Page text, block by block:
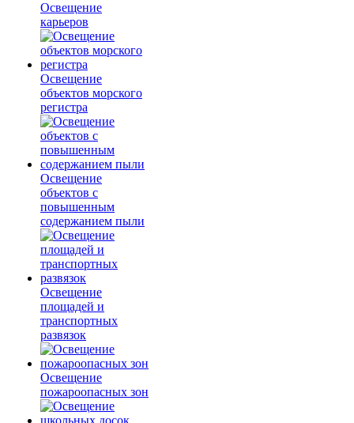
Освещение
карьеров
Освещение
объектов морского
регистра
Освещение
объектов с
повышенным
содержанием пыли
Освещение
площадей и
транспортных
развязок
Освещение
пожароопасных зон